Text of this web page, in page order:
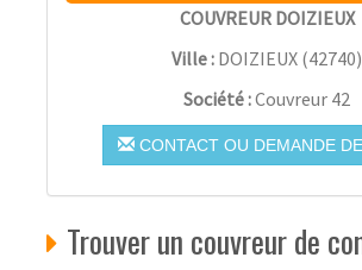
COUVREUR DOIZIEUX
Ville : DOIZIEUX (42740)
Société :Couvreur 42
CONTACT OU DEMANDE
Trouver un couvreur de